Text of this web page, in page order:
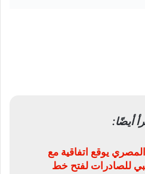
أيضًا:
المصري يوقع اتفاقية مع
للصادرات لفتح خط